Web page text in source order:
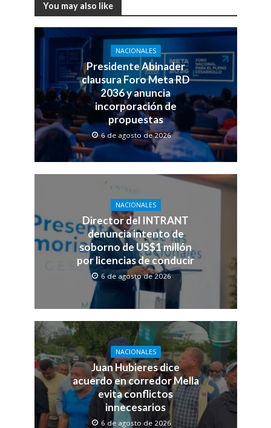
You may also like
NACIONALES
Presidente Abinader
clausura Foro Meta RD
2036 y anuncia
incorporación de
propuestas
6 de agosto de 2026
NACIONALES
Director del INTRANT
denuncia intento de
soborno de US$1 millón
por licencias de conducir
6 de agosto de 2026
NACIONALES
Juan Hubieres dice
acuerdo en corredor Mella
evita conflictos
innecesarios
6 de agosto de 2026